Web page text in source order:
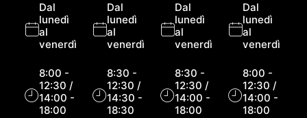
Dal
lunedì
al
venerdì
8:00 -
12:30 /
14:00 -
18:00
Dal
lunedì
al
venerdì
8:30 -
12:30 /
14:30 -
18:30
Dal
lunedì
al
venerdì
8:30 -
12:30 /
14:00 -
18:00
Dal
lunedì
al
venerdì
8:00 -
12:30 /
14:00 -
18:00